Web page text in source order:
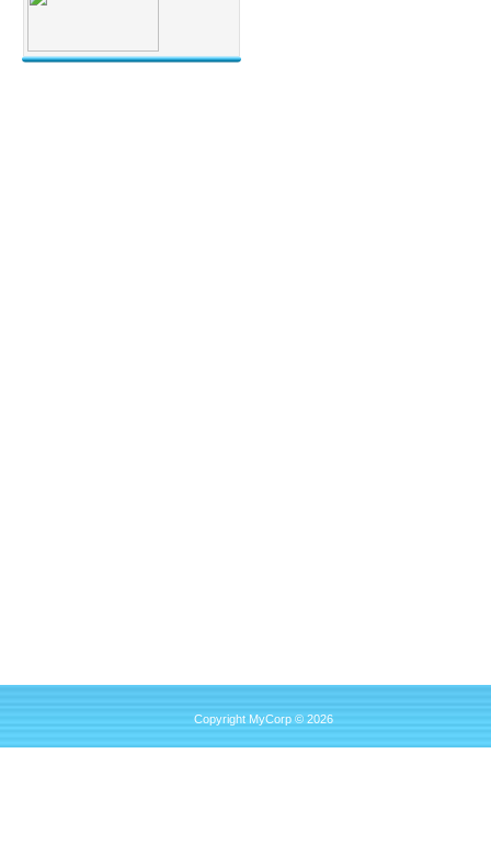
Copyright MyCorp © 2026